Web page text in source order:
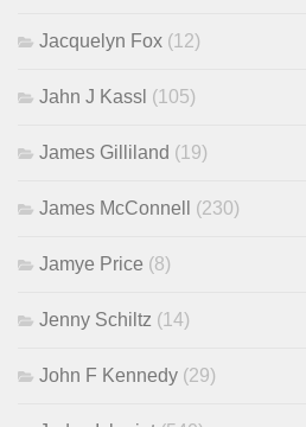
Jacquelyn Fox (12)
Jahn J Kassl (105)
James Gilliland (19)
James McConnell (230)
Jamye Price (8)
Jenny Schiltz (14)
John F Kennedy (29)